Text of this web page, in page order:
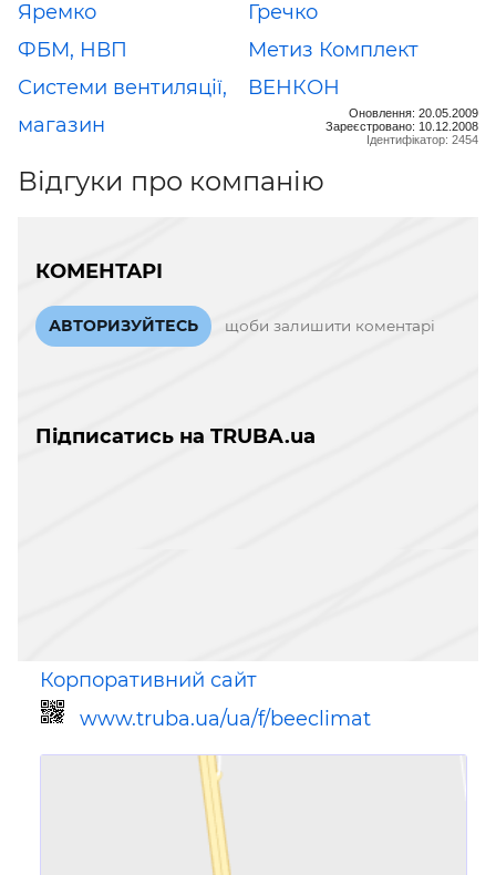
Яремко
Гречко
ФБМ, НВП
Метиз Комплект
Системи вентиляції,
магазин
ВЕНКОН
Оновлення: 20.05.2009
Зареєстровано: 10.12.2008
Ідентифікатор: 2454
Відгуки про компанію
КОМЕНТАРІ
АВТОРИЗУЙТЕСЬ щоби залишити коментарі
Підписатись на TRUBA.ua
Корпоративний сайт
www.truba.ua/ua/f/beeclimat